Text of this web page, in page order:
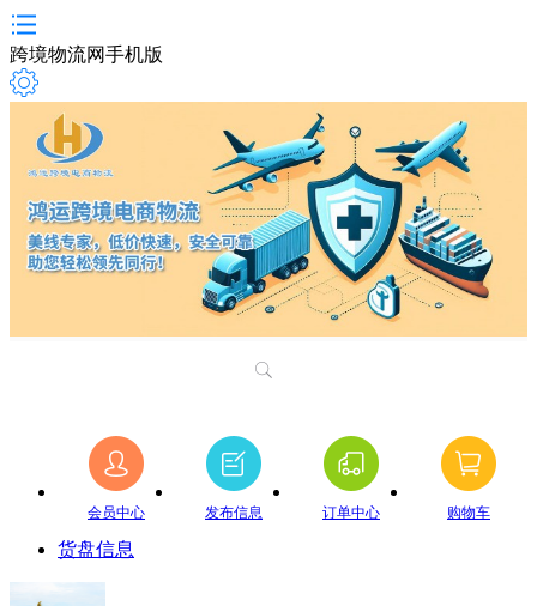
跨境物流网手机版
会员中心 发布信息 订单中心 购物车
货盘信息